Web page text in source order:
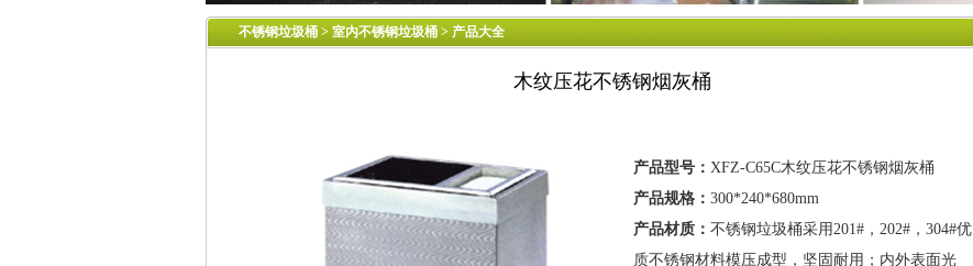
不锈钢垃圾桶 > 室内不锈钢垃圾桶 > 产品大全
木纹压花不锈钢烟灰桶
产品型号： XFZ-C65C木纹压花不锈钢烟灰桶
产品规格： 300*240*680mm
产品材质： 不锈钢垃圾桶采用201#，202#，304#优
质不锈钢材料模压成型，坚固耐用；内外表面光